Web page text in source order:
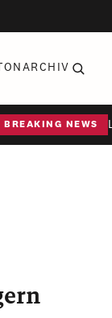
ARCHIV
BREAKING NEWS